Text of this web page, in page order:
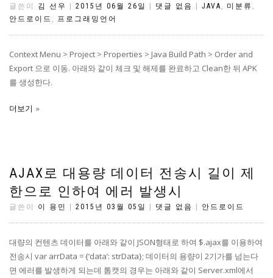
글쓴이 김 선우 2015년 06월 26일 댓글 없음 JAVA , 미분류 ,
안드로이드 , 프로그래밍언어
Context Menu > Project > Properties > Java Build Path > Order and
Export 으로 이동. 아래와 같이 체크 및 해제를 완료하고 Clean한 뒤 APK
를 생성한다.
더보기
AJAX로 대용량 데이터 전송시 길이 제
한으로 인하여 에러 발생시
글쓴이 이 용민 2015년 03월 05일 댓글 없음 안드로이드
대량의 컨텐츠 데이터를 아래와 같이 JSON형태로 하여 $.ajax를 이용하여
전송시 var arrData = {‘data’: strData}; 데이터의 용량이 2기가를 넘는다
면 에러를 발생하게 되는데 톰캣의 경우는 아래와 같이 Server.xml에서